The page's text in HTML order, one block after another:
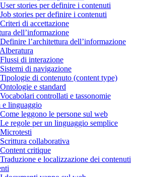
stories per definire i contenuti
stories per definire i contenuti
di accettazione
dell’informazione
l’architettura dell’informazione
di interazione
di navigazione
di contenuto (content type)
e standard
controllati e tassonomie
e linguaggio
leggono le persone sul web
regole per un linguaggio semplice
collaborativa
critique
e localizzazione dei contenuti